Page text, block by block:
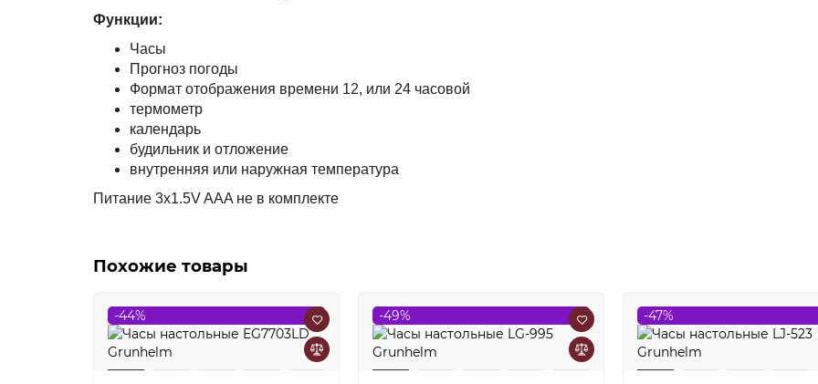
Функции:
Часы
Прогноз погоды
Формат отображения времени 12, или 24 часовой
термометр
календарь
будильник и отложение
внутренняя или наружная температура
Питание 3х1.5V AAA не в комплекте
Похожие товары
-44% -49% -47%